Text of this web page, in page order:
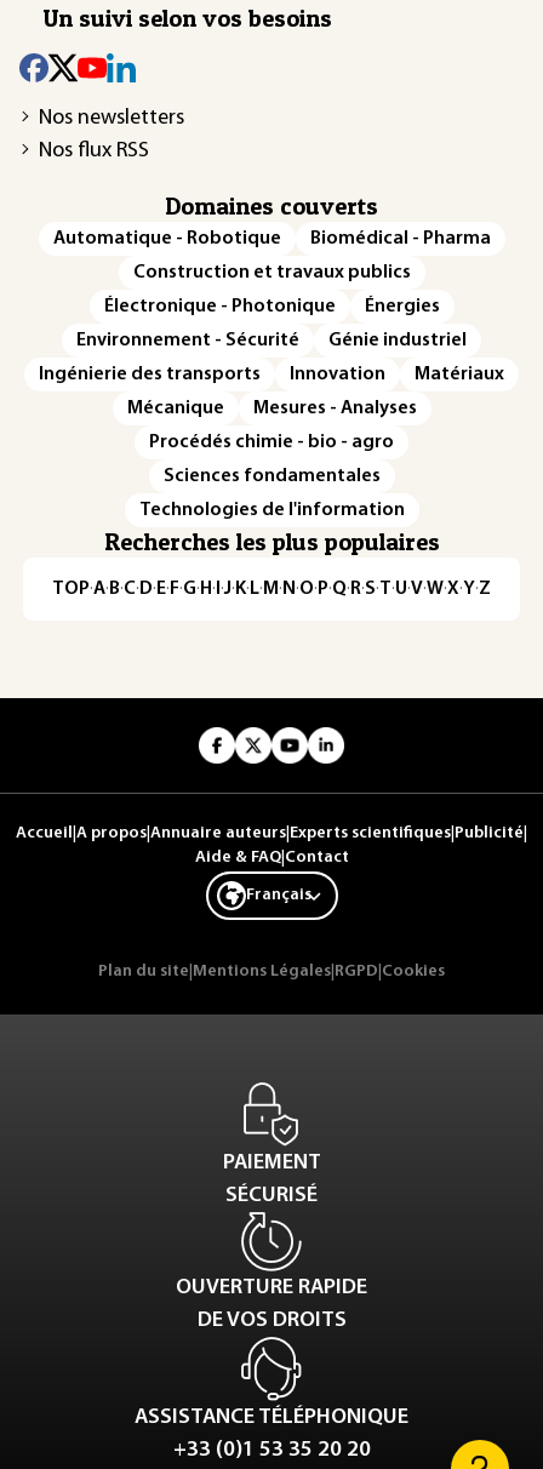
Un suivi selon vos besoins
Nos newsletters
Nos flux RSS
Domaines couverts
Automatique - Robotique
Biomédical - Pharma
Construction et travaux publics
Électronique - Photonique
Énergies
Environnement - Sécurité
Génie industriel
Ingénierie des transports
Innovation
Matériaux
Mécanique
Mesures - Analyses
Procédés chimie - bio - agro
Sciences fondamentales
Technologies de l'information
Recherches les plus populaires
TOP·A·B·C· D· E· F·G· H · ·J· K· L· M · N ·O· P·Q· R·S·T·U·V·W·X·Y·Z
Accueil A propos Annuaire auteurs Experts scientifiques Publicité
Aide & FAQ| Contact
Français
Plan du site Mentions Légales RGPD Cookies
PAIEMENT
SÉCURISÉ
OUVERTURE RAPIDE
DE VOS DROITS
ASSISTANCE TÉLÉPHONIQUE
+33 (0)1 53 35 20 20